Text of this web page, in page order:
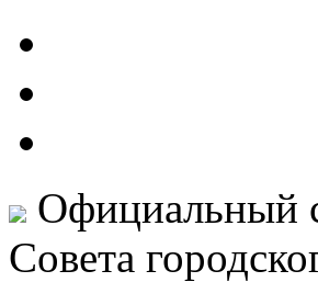
Официальный
Совета